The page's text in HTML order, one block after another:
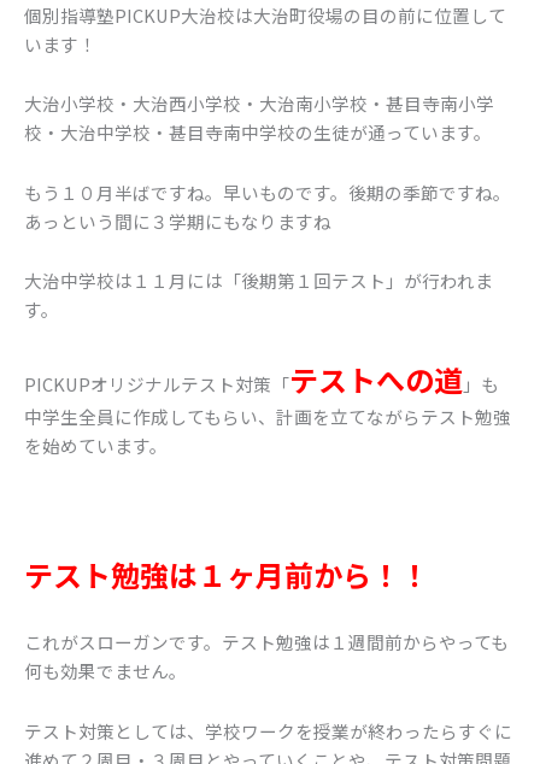
個別指導塾PICKUP大治校は大治町役場の目の前に位置して
います！
大治小学校・大治西小学校・大治南小学校・甚目寺南小学
校・大治中学校・甚目寺南中学校の生徒が通っています。
もう１０月半ばですね。早いものです。後期の季節ですね。
あっという間に３学期にもなりますね
大治中学校は１１月には「後期第１回テスト」が行われま
す。
PICKUPオリジナルテスト対策「テストへの道 」も
中学生全員に作成してもらい、計画を立てながらテスト勉強
を始めています。
テスト勉強は１ヶ月前から！！
これがスローガンです。テスト勉強は１週間前からやっても
何も効果でません。
テスト対策としては、学校ワークを授業が終わったらすぐに